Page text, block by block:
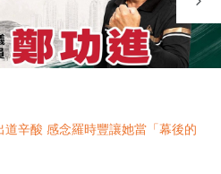
道辛酸 感念羅時豐讓她當「幕後的